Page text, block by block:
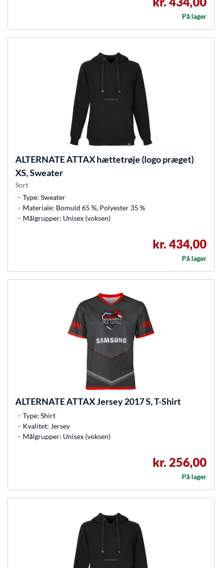
På lager
ALTERNATEATTAX hættetrøje (logo præget)
XS, Sweater
Sort
Type: Sweater
Materiale: Bomuld 65 %, Polyester 35 %
Målgrupper: Unisex (voksen)
kr. 434,00
På lager
ALTERNATEATTAX Jersey 2017 S, T-Shirt
Type: Shirt
Kvalitet: Jersey
Målgrupper: Unisex (voksen)
kr. 256,00
På lager